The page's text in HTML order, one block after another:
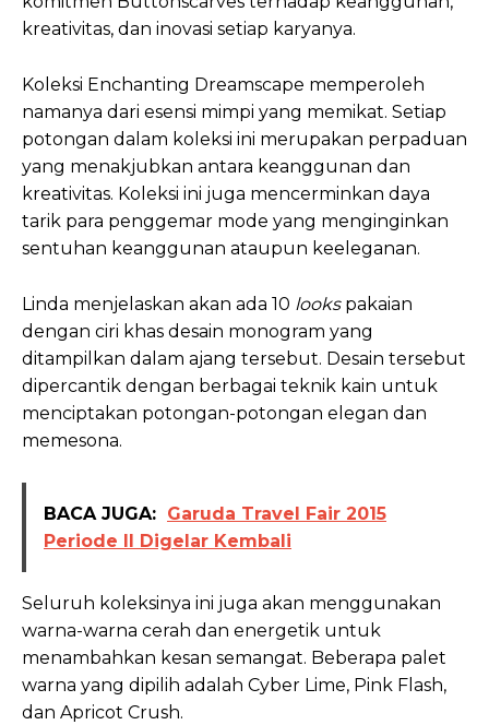
kreativitas, dan inovasi setiap karyanya.
Koleksi Enchanting Dreamscape memperoleh
namanya dari esensi mimpi yang memikat. Setiap
potongan dalam koleksi ini merupakan perpaduan
yang menakjubkan antara keanggunan dan
kreativitas. Koleksi ini juga mencerminkan daya
tarik para penggemar mode yang menginginkan
sentuhan keanggunan ataupun keeleganan.
Linda menjelaskan akan ada 10 lookspakaian
dengan ciri khas desain monogram yang
ditampilkan dalam ajang tersebut. Desain tersebut
dipercantik dengan berbagai teknik kain untuk
menciptakan potongan-potongan elegan dan
memesona.
BACA JUGA: Garuda Travel Fair 2015
Periode II Digelar Kembali
Seluruh koleksinya ini juga akan menggunakan
warna-warna cerah dan energetik untuk
menambahkan kesan semangat. Beberapa palet
warna yang dipilih adalah Cyber Lime, Pink Flash,
dan Apricot Crush.